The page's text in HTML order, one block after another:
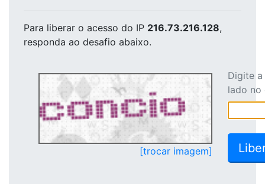
Para liberar o acesso do IP 216.73.216.128,
responda ao desafio abaixo.
[trocar imagem]
Digite
lado no